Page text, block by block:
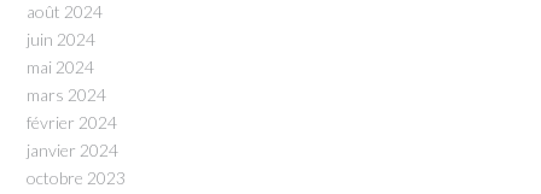
août 2024
juin 2024
mai 2024
mars 2024
février 2024
janvier 2024
octobre 2023